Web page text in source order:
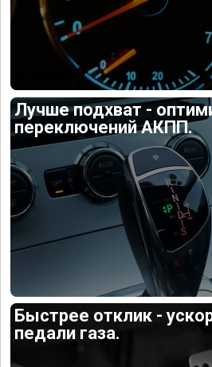
Лучше подхват -
переключений АКПП.
Быстрее отклик -
педали газа.